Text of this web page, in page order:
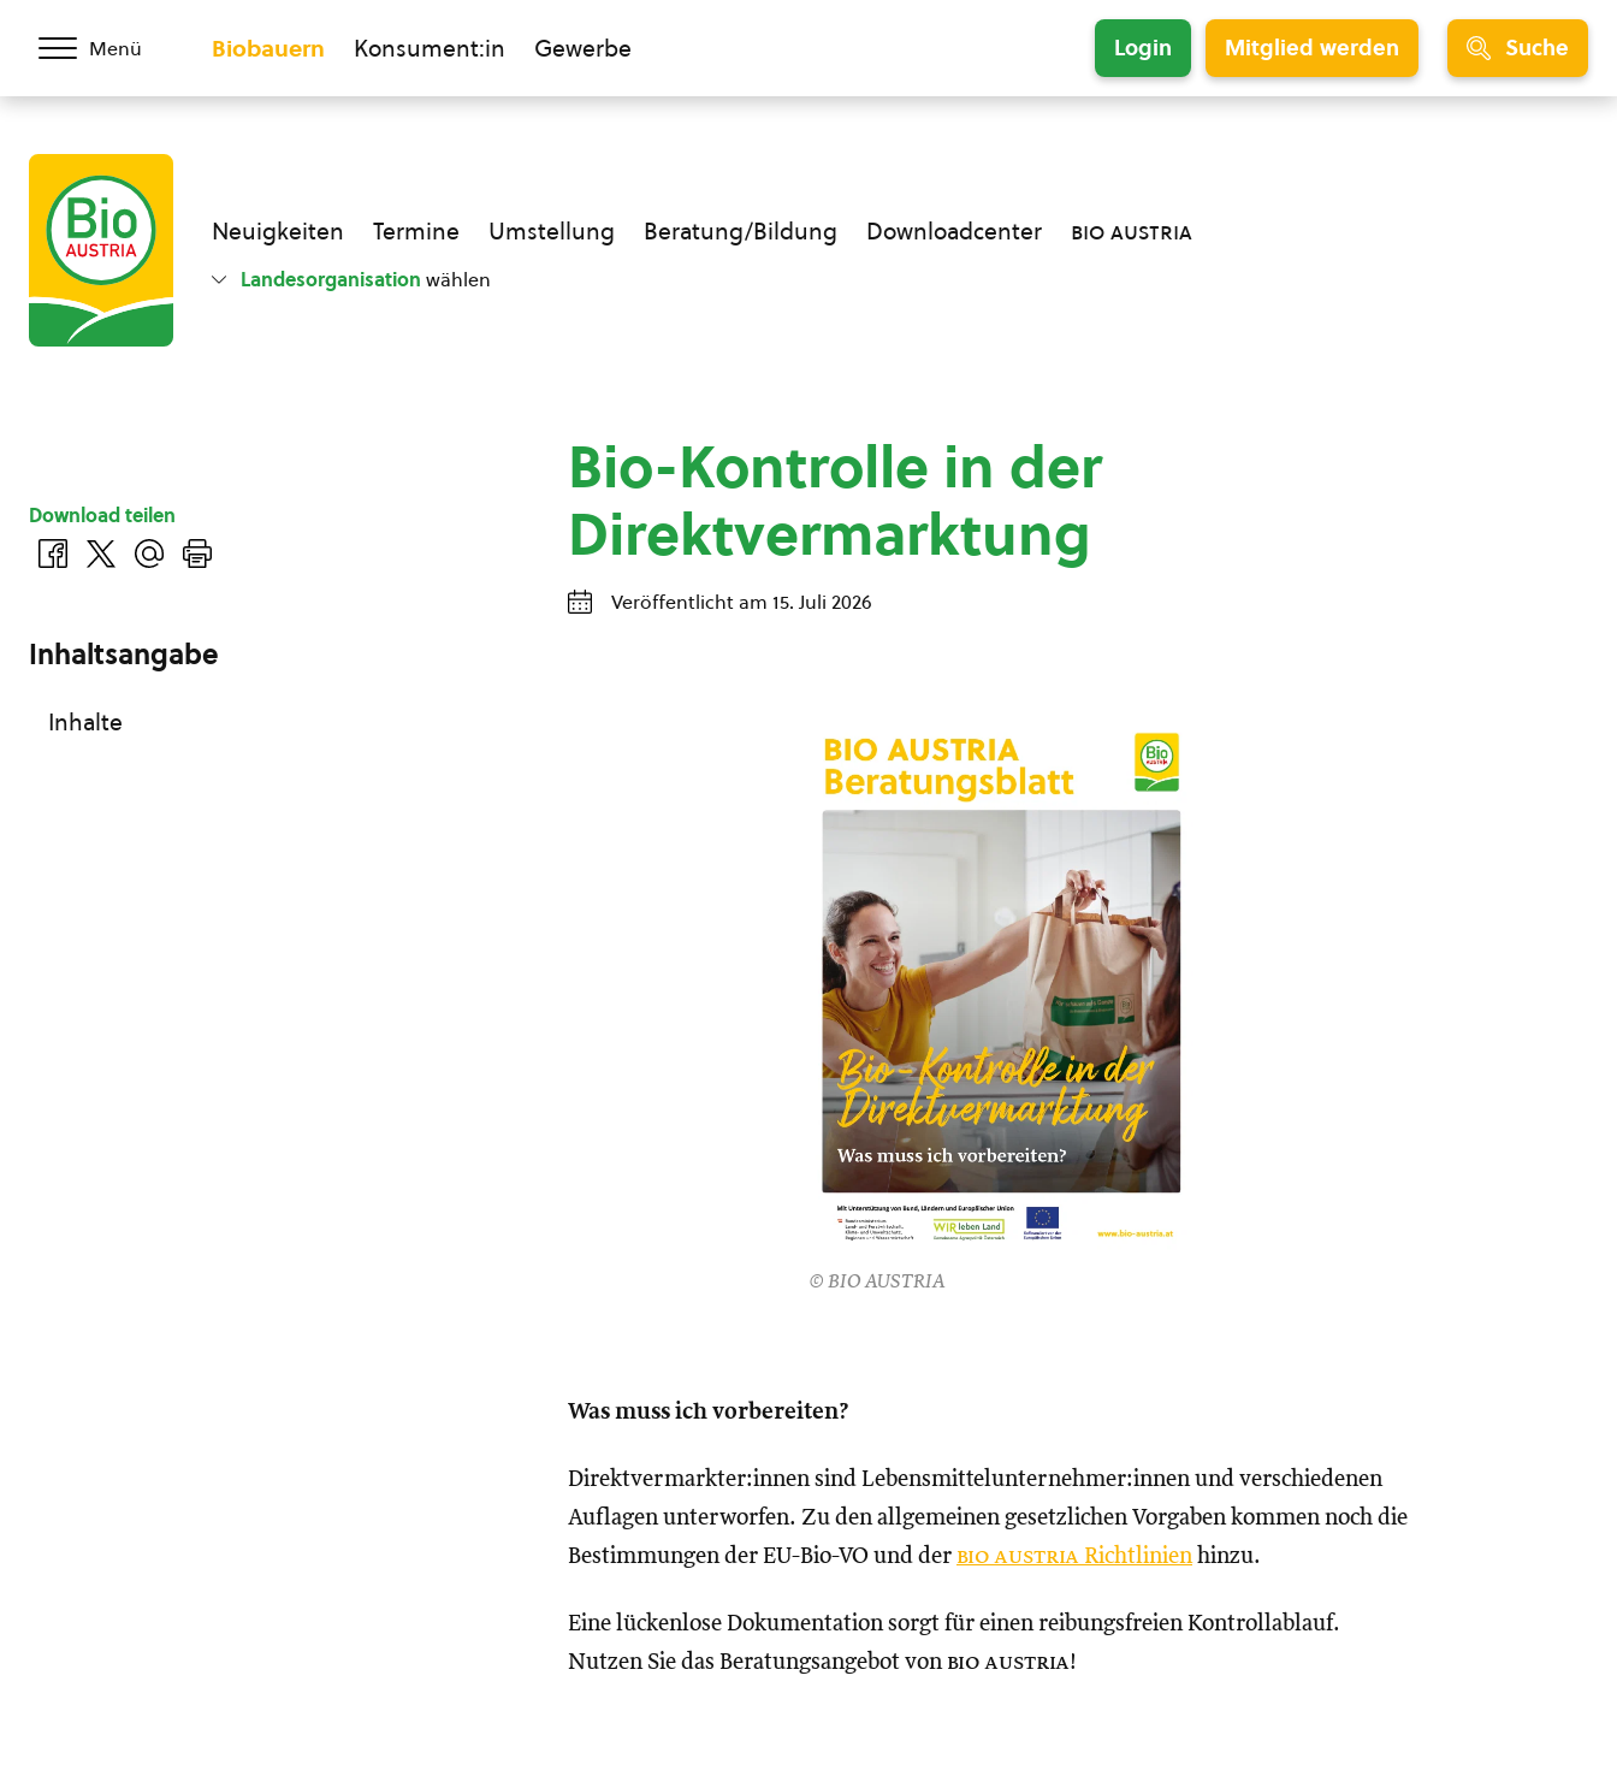
Menü Biobauern Konsument:in Gewerbe Login Mitglied werden Suche
Neuigkeiten Termine Umstellung Beratung/Bildung Downloadcenter bio austria
Landesorganisation wählen
Bio-Kontrolle in der
Direktvermarktung
Veröffentlicht am 15. Juli 2026
© BIO AUSTRIA
Was muss ich vorbereiten?
Direktvermarkter:innen sind Lebensmittelunternehmer:innen und verschiedenen
Auflagen unterworfen. Zu den allgemeinen gesetzlichen Vorgaben kommen noch die
Bestimmungen der EU-Bio-VO und der bio austria Richtlinienhinzu.
Eine lückenlose Dokumentation sorgt für einen reibungsfreien Kontrollablauf.
Nutzen Sie das Beratungsangebot von bio austria!
Download teilen
Inhaltsangabe
Inhalte